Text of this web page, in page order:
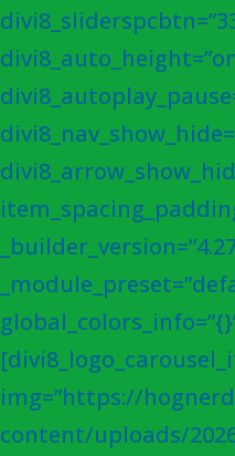
img=”https://
content/uploads/